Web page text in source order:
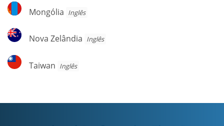
Mongólia
Mongólia Inglês
Nova
Zelândia
Nova Zelândia Inglês
Taiwan
Taiwan Inglês